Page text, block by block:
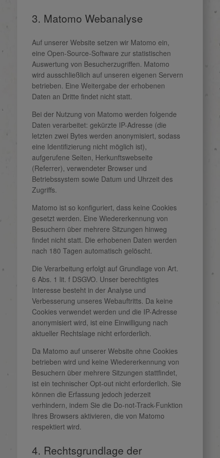
3. Matomo Webanalyse
Auf unserer Website setzen wir Matomo ein,
eine Open-Source-Software zur statistischen
Auswertung von Besucherzugriffen. Matomo
wird ausschließlich auf unseren eigenen Servern
betrieben. Eine Weitergabe der erhobenen
Daten an Dritte findet nicht statt.
Bei der Nutzung von Matomo werden folgende
Daten verarbeitet: gekürzte IP-Adresse (die
letzten zwei Bytes werden anonymisiert, sodass
eine Identifizierung nicht möglich ist),
aufgerufene Seiten, Herkunftswebseite
(Referrer), verwendeter Browser und
Betriebssystem sowie Datum und Uhrzeit des
Zugriffs.
Matomo ist so konfiguriert, dass keine Cookies
gesetzt werden. Eine Wiedererkennung von
Besuchern über mehrere Sitzungen hinweg
findet nicht statt. Die erhobenen Daten werden
nach 180 Tagen automatisch gelöscht.
Die Verarbeitung erfolgt auf Grundlage von Art.
6 Abs. 1 lit. f DSGVO. Unser berechtigtes
Interesse besteht in der Analyse und
Verbesserung unseres Webauftritts. Da keine
Cookies verwendet werden und die IP-Adresse
anonymisiert wird, ist eine Einwilligung nach
aktueller Rechtslage nicht erforderlich.
Da Matomo auf unserer Website ohne Cookies
betrieben wird und keine Wiedererkennung von
Besuchern über mehrere Sitzungen stattfindet,
ist ein technischer Opt-out nicht erforderlich. Sie
können die Erfassung jedoch jederzeit
verhindern, indem Sie die Do-not-Track-Funktion
Ihres Browsers aktivieren, die von Matomo
respektiert wird.
4. Rechtsgrundlage der